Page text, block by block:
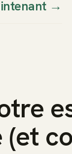
→
(et